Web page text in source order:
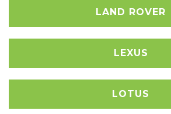
LAND ROVER
LEXUS
LOTUS